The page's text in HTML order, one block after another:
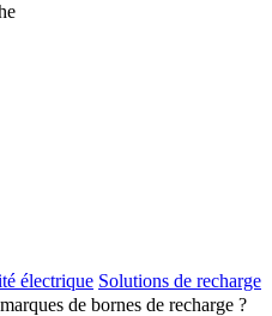
électrique Solutions de recharge
de bornes de recharge ?